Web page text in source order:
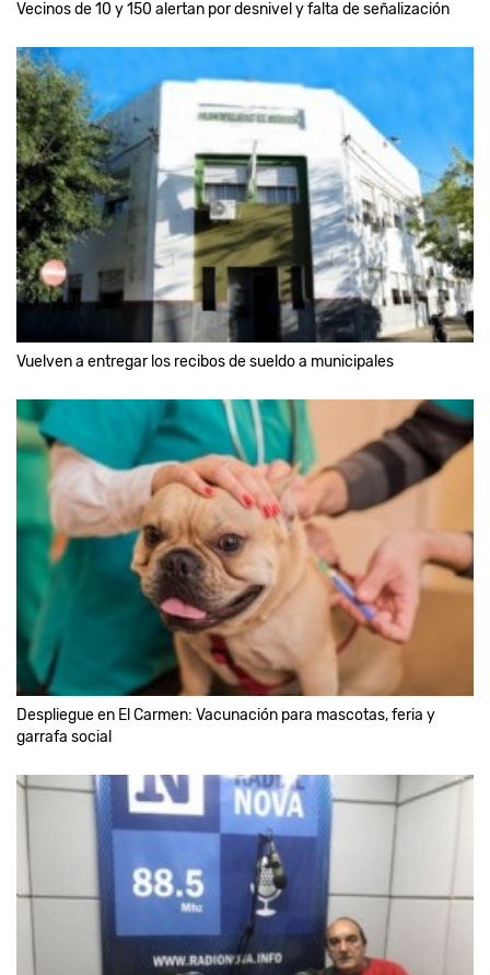
Vecinos de 10 y 150 alertan por desnivel y falta de señalización
Vuelven a entregar los recibos de sueldo a municipales
Despliegue en El Carmen: Vacunación para mascotas, feria y
garrafa social